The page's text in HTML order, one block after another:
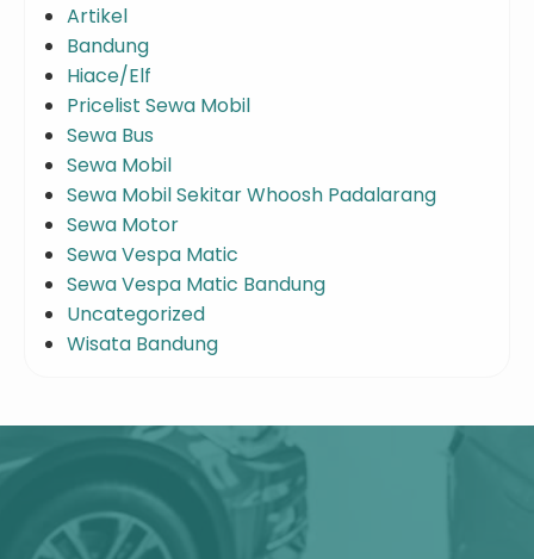
Artikel
Bandung
Hiace/Elf
Pricelist Sewa Mobil
Sewa Bus
Sewa Mobil
Sewa Mobil Sekitar Whoosh Padalarang
Sewa Motor
Sewa Vespa Matic
Sewa Vespa Matic Bandung
Uncategorized
Wisata Bandung